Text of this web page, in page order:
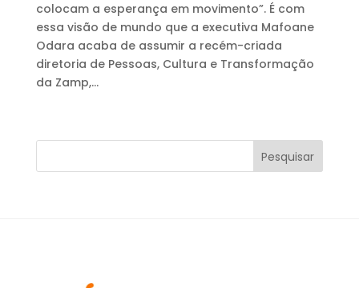
colocam a esperança em movimento”. É com
essa visão de mundo que a executiva Mafoane
Odara acaba de assumir a recém-criada
diretoria de Pessoas, Cultura e Transformação
da Zamp,...
Pesquisar